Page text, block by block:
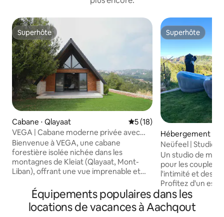
Superhôte
Superhôte
Cabane ⋅ Qlayaat Évaluation moyenne sur la
5 (18)
VEGA | Cabane moderne privée avec
vue panoramique
Bienvenue à VEGA, une cabane
forestière isolée nichée dans les
montagnes de Kleiat (Qlayaat, Mont-
Liban), offrant une vue imprenable et
pour les matins tranquilles et les soirées
confortables, Vega est à seulement
3 minutes de la rue principale de Kleiat, à
Superhôte
Superhôte
Hébergement ⋅
z
Neüfeel | Studio
Un studio de
pour les couples,
l'intimité et des
Profitez d'un
d'une retraite
avec piscine,
pergola, douche
Équipements populaires dans les
locations de vacances à Aachqout